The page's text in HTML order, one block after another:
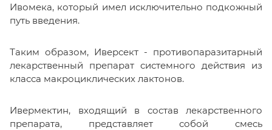
Ивомека, который имел исключительно подкожный
путь введения.
Таким образом, Иверсект - противопаразитарный
лекарственный препарат системного действия из
класса макроциклических лактонов.
Ивермектин, входящий в состав лекарственного
препарата, представляет собой смесь